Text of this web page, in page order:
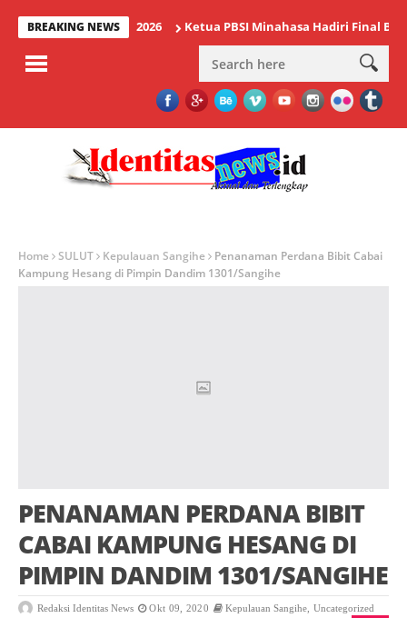
BREAKING NEWS
IAKN Manado 2026 Ketua PBSI Minahasa Hadiri Final Bulu
Home SULUT Kepulauan Sangihe
Penanaman Perdana Bibit Cabai
Kampung Hesang di Pimpin Dandim 1301/Sangihe
PENANAMAN PERDANA BIBIT
CABAI KAMPUNG HESANG DI
PIMPIN DANDIM 1301/SANGIHE
Redaksi Identitas News Okt 09, 2020 Kepulauan Sangihe Uncategorized